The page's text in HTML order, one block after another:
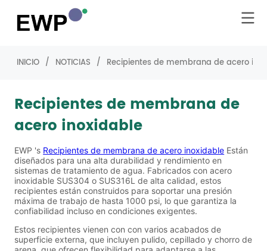
INICIO / NOTICIAS / Recipientes de membrana de acero
Recipientes de membrana de
acero inoxidable